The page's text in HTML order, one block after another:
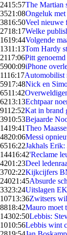
2415:57The Martian
3521:08Ongeluk
3816:50Veel nieuwe
2718:17Welke
1619:44Volgende
1311:13Tom Hardy
2117:06Pitt
5900:09iPhone
1116:17Automobilist
5917:48Nick en
6511:42
6213:13Echtpaar
9112:52Kat in brand
3910:53Bejaarde
1419:41Theo
4820:06Messi
6516:22Jakhals Erik:
14416:42'Reclame
4201:23Deel
3702:22Kijkcijfers
24021:45Absurde
3323:24Uitslagen
10713:36Zwitsers
8818:42Mauro moet
14302:50Lebbis:
1010:56Lebbis wint